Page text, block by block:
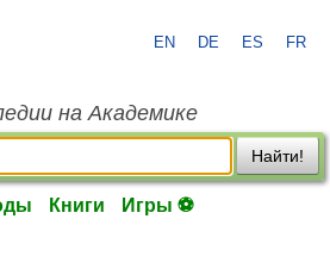
EN DE ES FR
на Академике
Найти!
Книги Игры ⚽